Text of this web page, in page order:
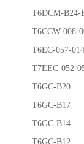
T6DCM-B24-
T6CCW-008-
T6EC-057-
T7EEC-052-
T6GC-B20
T6GC-B17
T6GC-B14
T6GC-B12